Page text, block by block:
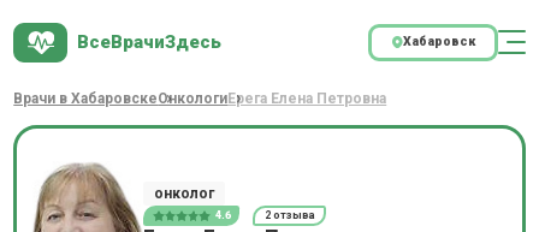
ВсеВрачиЗдесь Хабаровск
Врачи в ХабаровскеОнкологи Ерега Елена Петровна
онколог
4.6 2 отзыва